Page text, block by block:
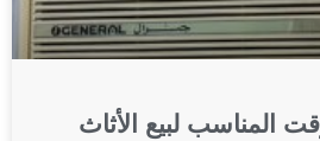
المناسب لبيع الأثاث